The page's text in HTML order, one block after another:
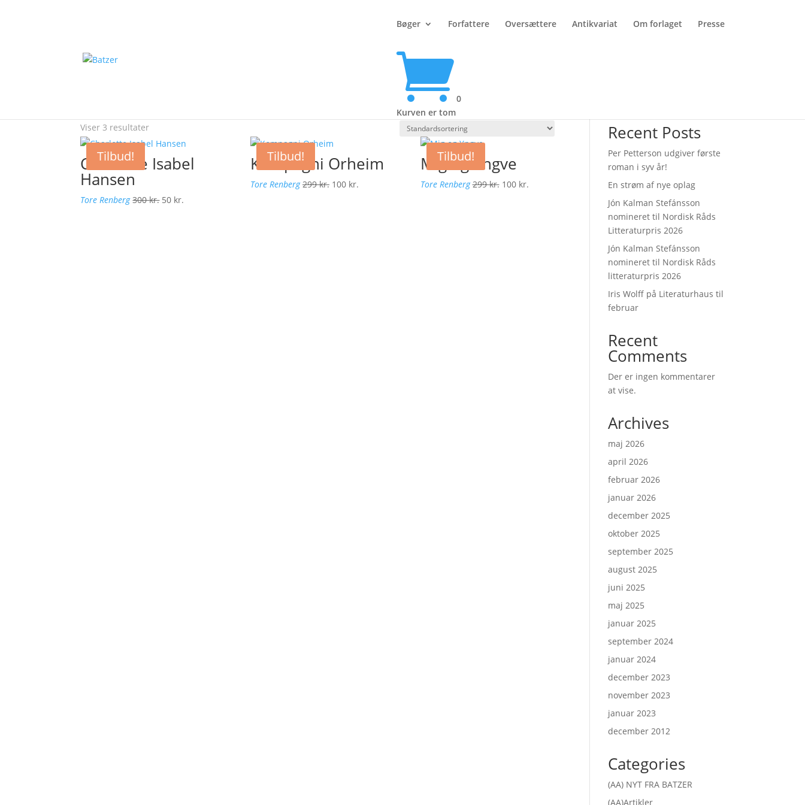
Bøger Forfattere Oversættere Antikvariat Om forlaget Presse
 0
Kurven er tom
Viser 3 resultater
Tilbud!
Charlotte Isabel
Hansen
Tore Renberg 300kr. Den
50 kr.
Tilbud!
Kompagni Orheim
Tore Renberg 299kr. Den
100 kr.Den
Tilbud!
Mig og Yngve
Tore Renberg 299kr. Den
100 kr.Den
Recent Posts
Per Petterson udgiver første
roman i syv år!
En strøm af nye oplag
Jón Kalman Stefánsson
nomineret til Nordisk Råds
Litteraturpris 2026
Jón Kalman Stefánsson
nomineret til Nordisk Råds
litteraturpris 2026
Iris Wolff på Literaturhaus til
februar
Recent
Comments
Der er ingen kommentarer
at vise.
Archives
maj 2026
april 2026
februar 2026
januar 2026
december 2025
oktober 2025
september 2025
august 2025
juni 2025
maj 2025
januar 2025
september 2024
januar 2024
december 2023
november 2023
januar 2023
december 2012
Categories
(AA) NYT FRA BATZER
(AA)Artikler